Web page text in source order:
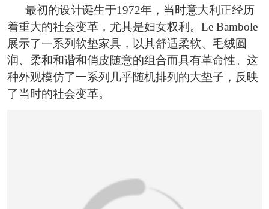
最初的设计诞生于1972年，当时意大利正经历
着重大的社会变革，尤其是妇女权利。Le Bambole
展示了一系列软垫家具，以其舒适柔软、毛绒圆
润、柔和和谐和俏皮随意的组合而具有革命性。这
种外观模仿了一系列几乎随机排列的大垫子，反映
了当时的社会变革。